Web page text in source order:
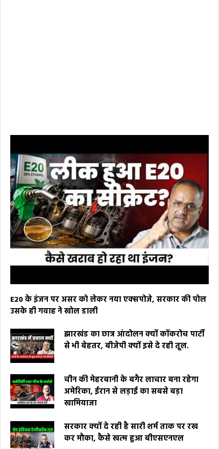
E20 के इंजन पर असर को लेकर नया एक्सपोजे, सरकार की पोल
उसके ही गवाह ने खोल डाली
झारखंड का छात्र आंदोलन क्यों कॉकरोच पार्टी
से भी बेहतर, बीजेपी क्यों इसे दे रही तूल.
चीन की मेहरबानी के बगैर लाचार बना रहेगा
अमेरिका, ईरान से लड़ाई का सबसे बड़ा
खामियाजा
सरकार क्यों दे रही है सारी शर्म ताक पर रख
कर मौका, कैसे खत्म हुआ बीएसएनएल